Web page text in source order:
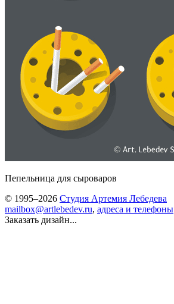
Пепельница для сыроваров
© 1995–2026 Студия Артемия Лебедева
mailbox@artlebedev.ru, адреса и телефоны
Заказать дизайн...